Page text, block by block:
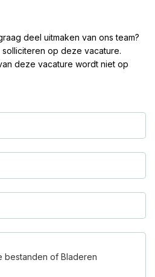
deel uitmaken van ons team?
op deze vacature.
deze vacature wordt niet op
bestanden of Bladeren